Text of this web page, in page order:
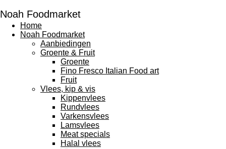
Noah Foodmarket
Home
Noah Foodmarket
Aanbiedingen
Groente & Fruit
Groente
Fino Fresco Italian Food art
Fruit
Vlees, kip & vis
Kippenvlees
Rundvlees
Varkensvlees
Lamsvlees
Meat specials
Halal vlees